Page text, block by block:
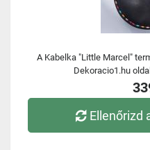
A Kabelka "Little Marcel"
Dekoracio1.hu
Ellenőrizd